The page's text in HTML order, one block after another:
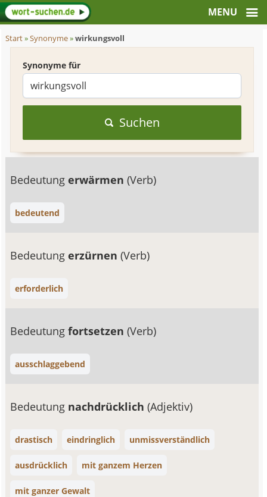
Start»Synonyme»wirkungsvoll
Synonyme für
Suchen
Bedeutungerwärmen(Verb)
bedeutend
Bedeutungerzürnen(Verb)
erforderlich
Bedeutungfortsetzen(Verb)
ausschlaggebend
Bedeutung nachdrücklich(Adjektiv)
drastisch eindringlich unmissverständlich
ausdrücklich mit ganzem Herzen
mit ganzer Gewalt